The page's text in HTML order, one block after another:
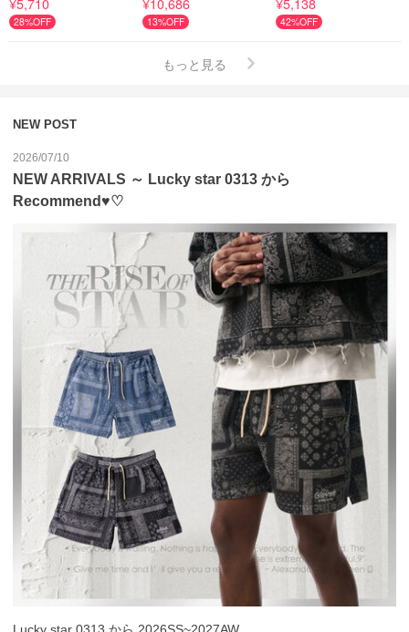
28%OFF 13%OFF 42%OFF
もっと見る
NEW POST
2026/07/10
NEW ARRIVALS ～ Lucky star 0313 から
Recommend♥♡